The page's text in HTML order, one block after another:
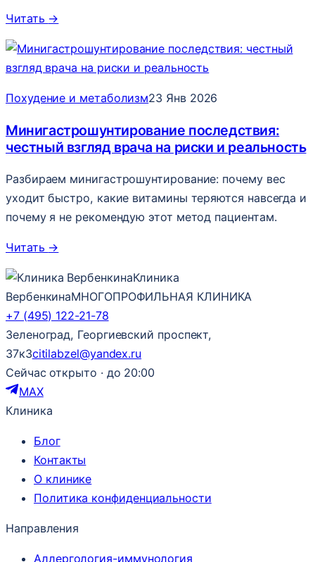
Читать →
Похудение и метаболизм23 Янв 2026
Минигастрошунтирование последствия:
честный взгляд врача на риски и реальность
Разбираем минигастрошунтирование: почему вес
уходит быстро, какие витамины теряются навсегда и
почему я не рекомендую этот метод пациентам.
Читать →
Клиника
ВербенкинаМНОГОПРОФИЛЬНАЯ КЛИНИКА
+7 (495) 122-21-78
Зеленоград, Георгиевский проспект,
37к3citilabzel@yandex.ru
Сейчас открыто · до 20:00
MAX
Клиника
Блог
Контакты
О клинике
Политика конфиденциальности
Направления
Аллергология-иммунология